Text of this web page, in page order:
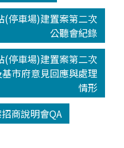
(停車場)建置案第二次
公聽會紀錄
(停車場)建置案第二次
市府意見回應與處理
情形
商說明會QA